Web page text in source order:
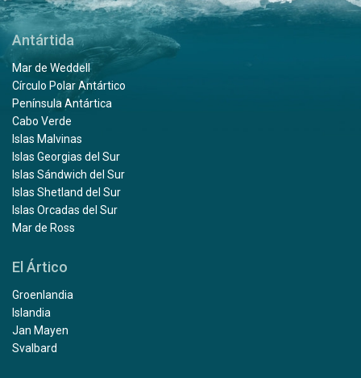
Antártida
Mar de Weddell
Círculo Polar Antártico
Península Antártica
Cabo Verde
Islas Malvinas
Islas Georgias del Sur
Islas Sándwich del Sur
Islas Shetland del Sur
Islas Orcadas del Sur
Mar de Ross
El Ártico
Groenlandia
Islandia
Jan Mayen
Svalbard